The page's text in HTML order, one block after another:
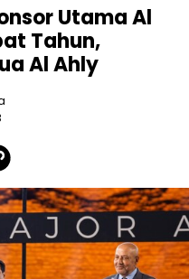
Utama Al
Tahun,
Al Ahly